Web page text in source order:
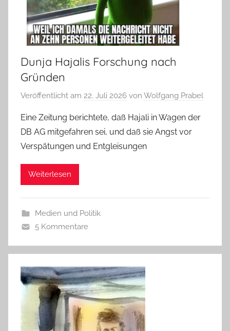
Dunja Hajalis Forschung nach
Gründen
Veröffentlicht am 22. Juli 2026 von Wolfgang Prabel
Eine Zeitung berichtete, daß Hajali in Wagen der
DB AG mitgefahren sei, und daß sie Angst vor
Verspätungen und Entgleisungen
Weiterlesen
Medien und Politik
5 Kommentare